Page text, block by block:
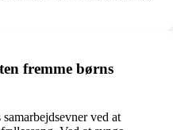
fremme børns
ved at